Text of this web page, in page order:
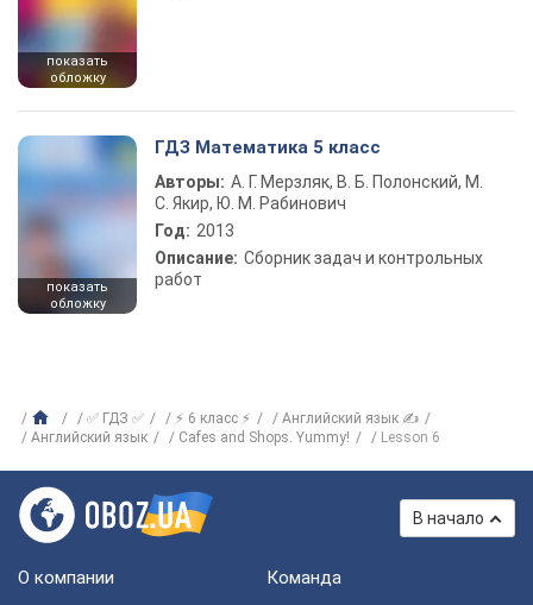
показать
обложку
показать
обложку
ГДЗ Математика 5 класс
Авторы: А. Г. Мерзляк, В. Б. Полонский, М.
С. Якир, Ю. М. Рабинович
Год: 2013
Описание: Сборник задач и контрольных
работ
✅ ГДЗ ✅ ⚡ 6 класс ⚡
Английский язык ✍
Английский язык
Cafes and Shops. Yummy! Lesson 6
В начало
О компании Команда